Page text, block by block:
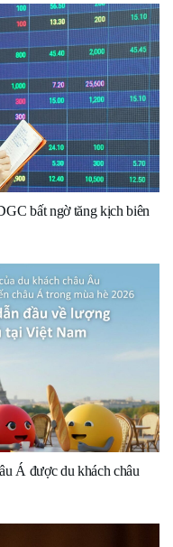
bất ngờ tăng kịch biên
Á được du khách châu